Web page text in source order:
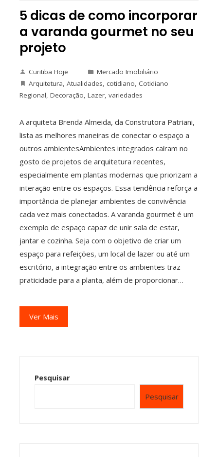
5 dicas de como incorporar
a varanda gourmet no seu
projeto
Curitiba Hoje
Mercado Imobiliário
Arquitetura, Atualidades, cotidiano, Cotidiano
Regional, Decoração, Lazer, variedades
A arquiteta Brenda Almeida, da Construtora Patriani,
lista as melhores maneiras de conectar o espaço a
outros ambientesAmbientes integrados caíram no
gosto de projetos de arquitetura recentes,
especialmente em plantas modernas que priorizam a
interação entre os espaços. Essa tendência reforça a
importância de planejar ambientes de convivência
cada vez mais conectados. A varanda gourmet é um
exemplo de espaço capaz de unir sala de estar,
jantar e cozinha. Seja com o objetivo de criar um
espaço para refeições, um local de lazer ou até um
escritório, a integração entre os ambientes traz
praticidade para a planta, além de proporcionar…
Ver Mais
Pesquisar
Pesquisar